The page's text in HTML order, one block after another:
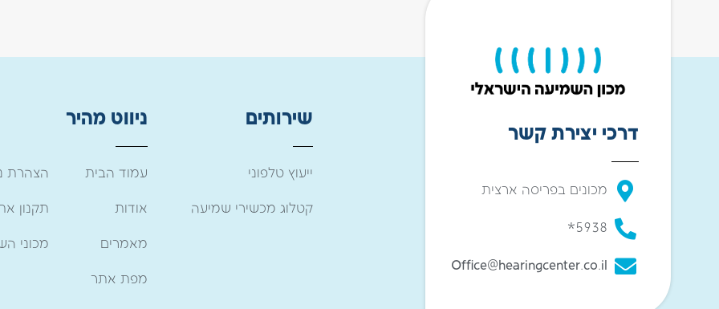
דרכי יצירת קשר
מכונים בפריסה ארצית
5938*
Office@hearingcenter.co.il
שירותים
ייעוץ טלפוני
קטלוג מכשירי שמיעה
ניווט מהיר
עמוד הבית
אודות
מאמרים
מפת אתר
הצהרת
תקנון
מכוני